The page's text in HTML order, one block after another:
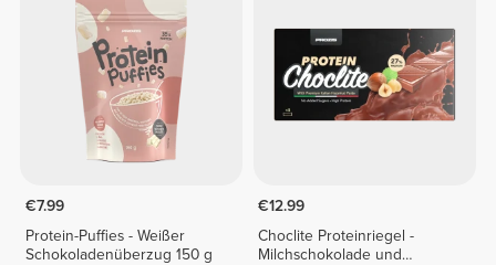
€7.99
Protein-Puffies - Weißer
Schokoladenüberzug 150 g
€12.99
Choclite Proteinriegel -
Milchschokolade und